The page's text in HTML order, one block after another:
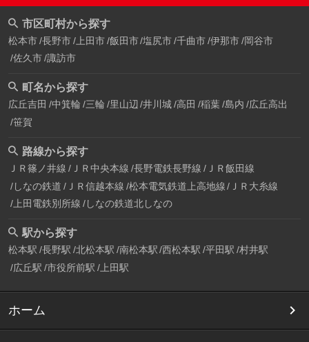
市区町村から探す
松本市 長野市 上田市 飯田市 塩尻市 千曲市 伊那市 岡谷市
佐久市 諏訪市
町名から探す
広丘吉田 中箕輪 三輪 里山辺 井川城 高田 稲葉 島内 広丘高出
笹賀
路線から探す
ＪＲ篠ノ井線 ＪＲ中央本線 長野電鉄長野線 ＪＲ飯田線
しなの鉄道 ＪＲ信越本線 松本電気鉄道上高地線
ＪＲ大糸線
上田電鉄別所線 しなの鉄道北しなの
駅から探す
松本駅 長野駅 北松本駅 南松本駅 西松本駅 平田駅 村井駅
広丘駅 市役所前駅 上田駅
ホーム